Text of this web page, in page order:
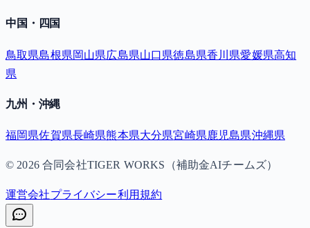
中国・四国
鳥取県島根県岡山県広島県山口県徳島県香川県愛媛県高知
県
九州・沖縄
福岡県佐賀県長崎県熊本県大分県宮崎県鹿児島県沖縄県
© 2026合同会社TIGER WORKS（補助金AIチームズ）
運営会社プライバシー利用規約